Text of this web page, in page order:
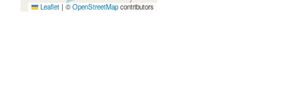
Leaflet | © OpenStreetMap contributors